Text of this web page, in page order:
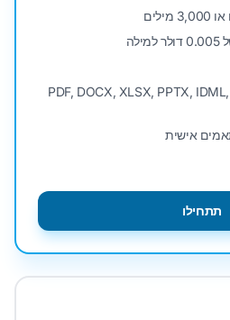
PDF, DOCX, XLSX, PPTX,
אישית
תתחילו